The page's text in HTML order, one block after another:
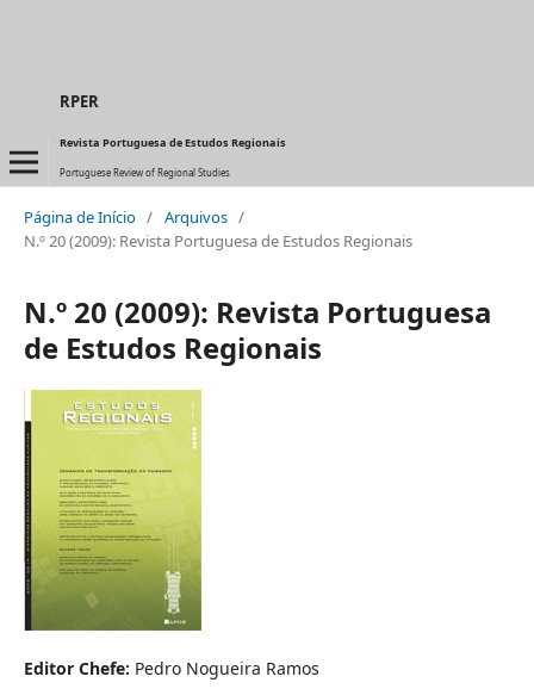
RPER
Revista Portuguesa de Estudos Regionais
Portuguese Review of Regional Studies
Página de Início / Arquivos /
N.º 20 (2009): Revista Portuguesa de Estudos Regionais
N.º 20 (2009): Revista Portuguesa
de Estudos Regionais
Editor Chefe: Pedro Nogueira Ramos